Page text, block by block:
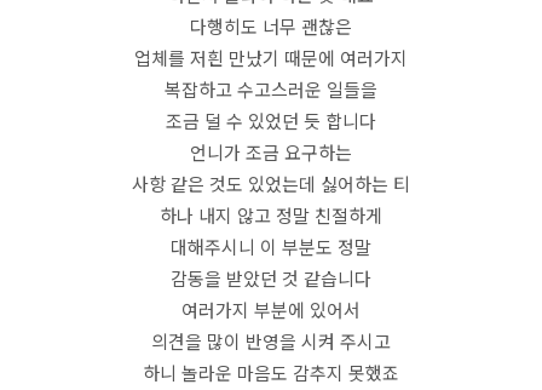
다행히도 너무 괜찮은
업체를 저흰 만났기 때문에 여러가지
복잡하고 수고스러운 일들을
조금 덜 수 있었던 듯 합니다
언니가 조금 요구하는
사항 같은 것도 있었는데 싫어하는 티
하나 내지 않고 정말 친절하게
대해주시니 이 부분도 정말
감동을 받았던 것 같습니다
여러가지 부분에 있어서
의견을 많이 반영을 시켜 주시고
하니 놀라운 마음도 감추지 못했죠